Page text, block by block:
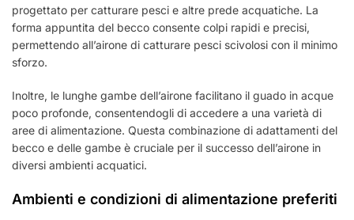
progettato per catturare pesci e altre prede acquatiche. La
forma appuntita del becco consente colpi rapidi e precisi,
permettendo all’airone di catturare pesci scivolosi con il minimo
sforzo.
Inoltre, le lunghe gambe dell’airone facilitano il guado in acque
poco profonde, consentendogli di accedere a una varietà di
aree di alimentazione. Questa combinazione di adattamenti del
becco e delle gambe è cruciale per il successo dell’airone in
diversi ambienti acquatici.
Ambienti e condizioni di alimentazione preferiti